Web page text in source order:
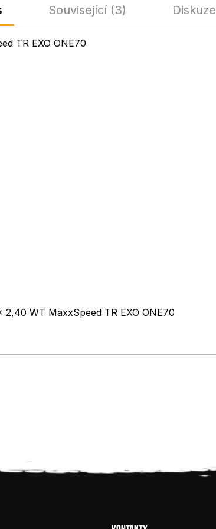
Související (3) Diskuze
TR EXO ONE70
WT MaxxSpeed TR EXO ONE70